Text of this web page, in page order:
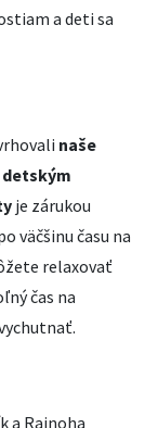
a deti sa
naše
je zárukou
väčšinu času na
relaxovať
čas na
a Rajnoha